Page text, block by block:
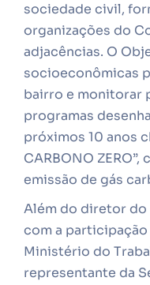
sociedade civil,
organizações do
adjacências. O
socioeconômicas
bairro e monitorar
programas
próximos 10 anos
CARBONO
emissão de gás
Além do diretor do
com a
Ministério do
representante da